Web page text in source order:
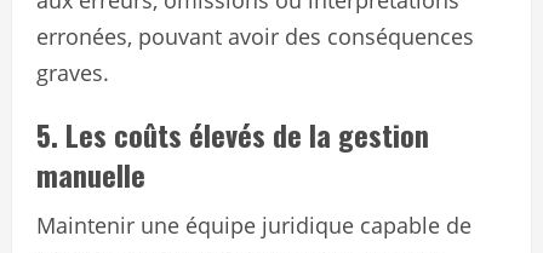
erronées, pouvant avoir des conséquences
graves.
5. Les coûts élevés de la gestion
manuelle
Maintenir une équipe juridique capable de